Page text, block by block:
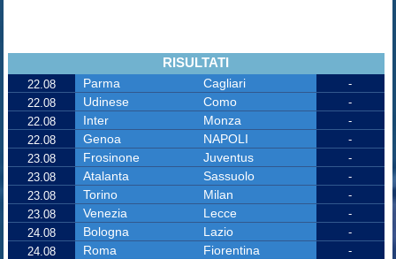
RISULTATI
22.08 Parma Cagliari
-
22.08
Udinese Como
-
22.08
Inter Monza
-
22.08
Genoa NAPOLI
-
23.08
Frosinone Juventus
-
23.08
Atalanta Sassuolo
-
23.08
Torino Milan
-
23.08
Venezia Lecce
-
24.08
Bologna Lazio
-
24.08
Roma Fiorentina -